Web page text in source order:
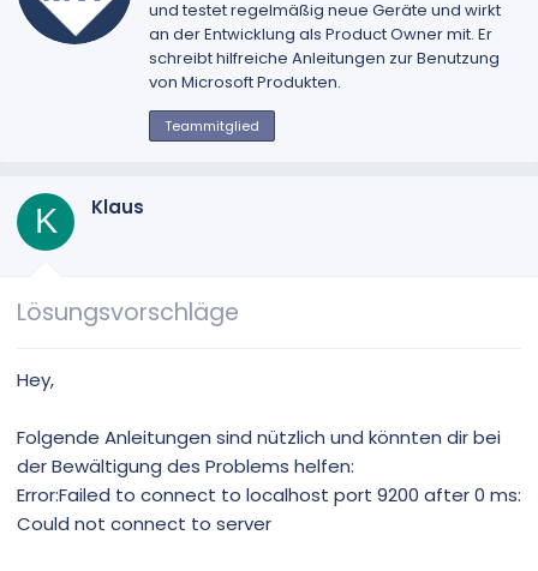
c
h
r
i
und testet regelmäßig neue Geräte und wirkt
an der Entwicklung als Product Owner mit. Er
schreibt hilfreiche Anleitungen zur Benutzung
von Microsoft Produkten.
Teammitglied
K Klaus
Lösungsvorschläge
Hey,
Folgende Anleitungen sind nützlich und könnten dir bei
der Bewältigung des Problems helfen:
Error:Failed to connect to localhost port 9200 after 0 ms:
Could not connect to server